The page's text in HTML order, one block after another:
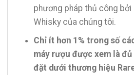
phương pháp thủ công
Whisky của chúng tôi.
Chỉ ít hơn 1% trong số
máy rượu được xem là
đặt dưới thương hiệu